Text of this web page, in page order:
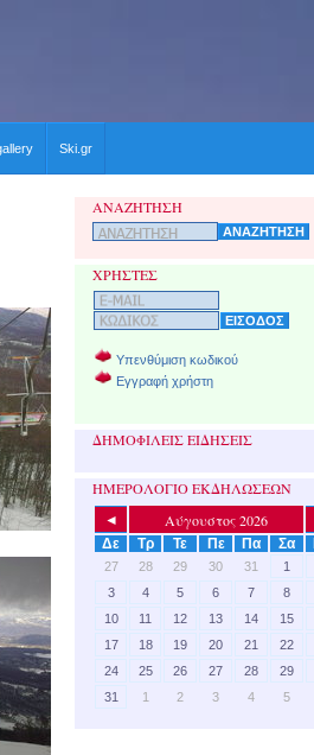
Ski.gr
ΑΝΑΖΗΤΗΣΗ
ΧΡΗΣΤΕΣ
Υπενθύμιση κωδικού
Εγγραφή χρήστη
ΔΗΜΟΦΙΛΕΙΣ ΕΙΔΗΣΕΙΣ
ΗΜΕΡΟΛΟΓΙΟ ΕΚΔΗΛΩΣΕΩΝ
◄ Αύγουστος 2026
Δε
Τρ Τε Πε Πα Σα
27 28 29 30 31 1
3
4 5 6 7 8
10
11 12 13 14 15
17
18 19 20 21 22
24
25 26 27 28 29
31
1 2 3 4 5